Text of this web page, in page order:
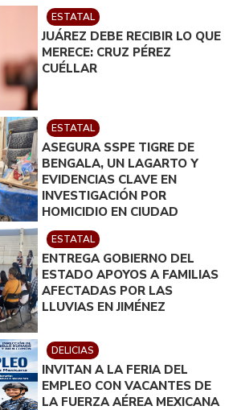
ESTATAL
JUÁREZ DEBE RECIBIR LO QUE
MERECE: CRUZ PÉREZ
CUÉLLAR
ESTATAL
ASEGURA SSPE TIGRE DE
BENGALA, UN LAGARTO Y
EVIDENCIAS CLAVE EN
INVESTIGACIÓN POR
HOMICIDIO EN CIUDAD
JUÁREZ; EN CATEO
INSTRUIDO POR GILBERTO
LOYA
ESTATAL
ENTREGA GOBIERNO DEL
ESTADO APOYOS A FAMILIAS
AFECTADAS POR LAS
LLUVIAS EN JIMÉNEZ
DELICIAS
INVITAN A LA FERIA DEL
EMPLEO CON VACANTES DE
LA FUERZA AÉREA MEXICANA